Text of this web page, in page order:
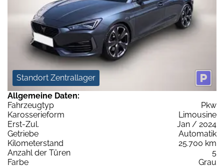
Standort Zentrallager
Allgemeine Daten:
Fahrzeugtyp
Pkw
Karosserieform
Limousine
Erst-Zul.
Jan / 2024
Getriebe
Automatik
Kilometerstand
25.700 km
Anzahl der Türen
5
Farbe
Grau